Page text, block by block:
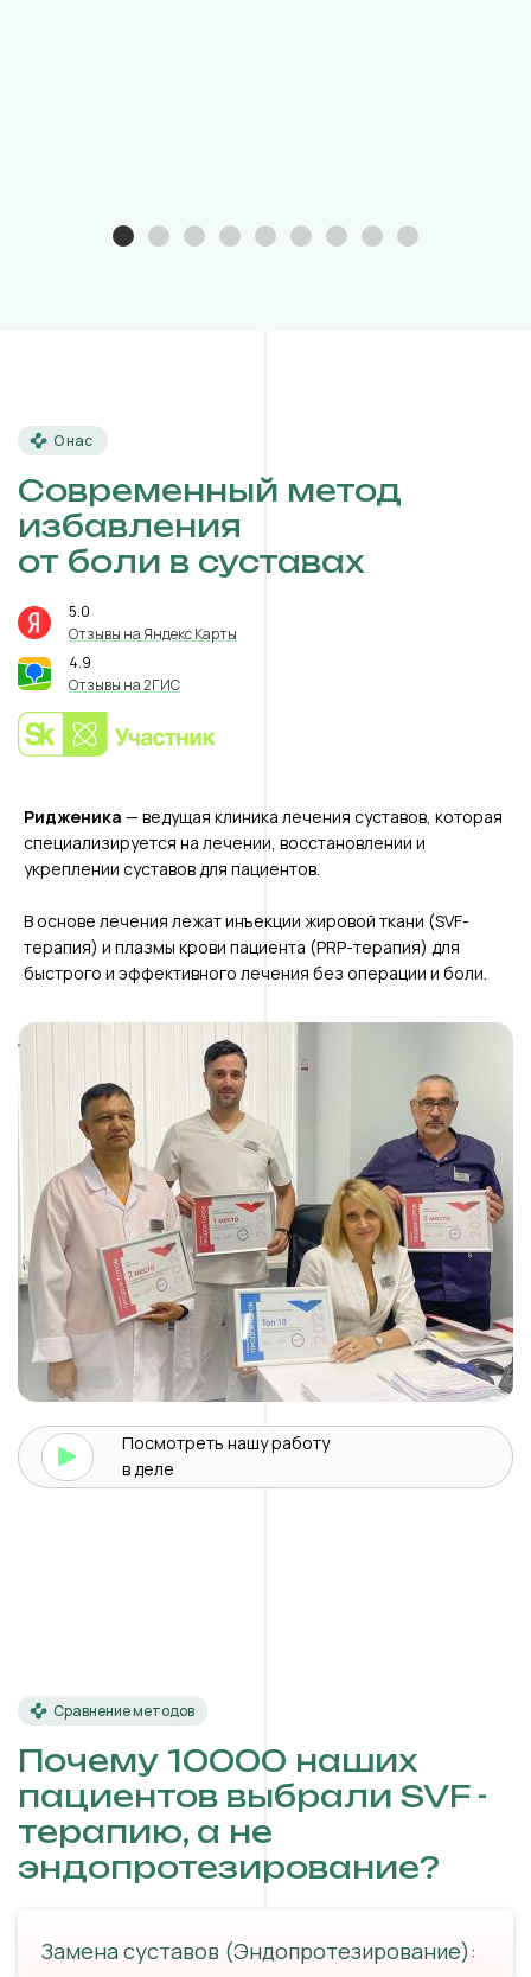
О нас
Современный метод
избавления
от боли в суставах
5.0
Отзывы на Яндекс Карты
4.9
Отзывы на 2ГИС
Ридженика — ведущая клиника лечения суставов, которая
специализируется на лечении, восстановлении и
укреплении суставов для пациентов.
В основе лечения лежат инъекции жировой ткани (SVF-
терапия) и плазмы крови пациента (PRP-терапия) для
быстрого и эффективного лечения без операции и боли.
Посмотреть нашуработу
в деле
Сравнение методов
Почему 10000 наших
пациентов выбрали SVF -
терапию, а не
эндопротезирование?
Замена суставов (Эндопротезирование):